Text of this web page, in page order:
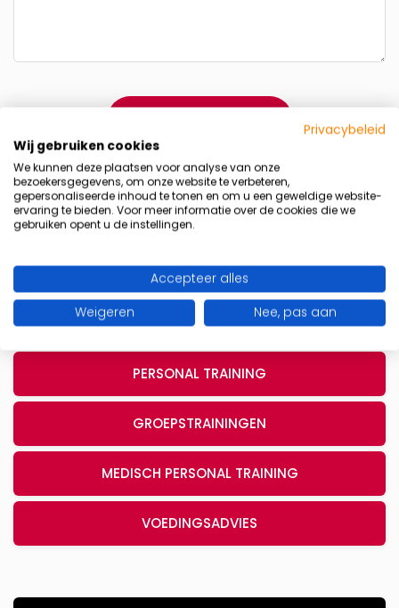
Deze site gebruikt Akismet om spam te verminderen.
Bekijk hoe je reactie gegevens worden verwerkt
Ons aanbod
PERSONAL TRAINING
GROEPSTRAININGEN
MEDISCH PERSONAL TRAINING
VOEDINGSADVIES
Summer Ready programma
Beperkt aantal plaatsen beschikbaar!
Ik wil meer info ontvangen
Privacybeleid
Wij gebruiken cookies
We kunnen deze plaatsen voor analyse van onze
bezoekersgegevens, om onze website te verbeteren,
gepersonaliseerde inhoud te tonen en om u een geweldige website-
ervaring te bieden. Voor meer informatie over de cookies die we
gebruiken opent u de instellingen.
Accepteer alles
Weigeren
Nee, pas aan